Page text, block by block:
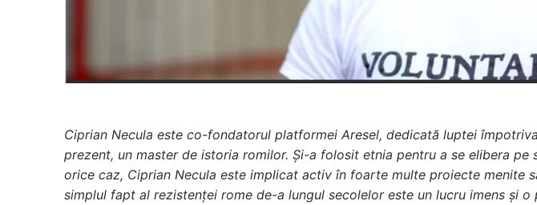
Ciprian Necula este co-fondatorul platformei Aresel, dedicată luptei
prezent, un master de istoria romilor. Și-a folosit etnia pentru a se elibera
orice caz, Ciprian Necula este implicat activ în foarte multe proiecte menite
simplul fapt al rezistenței rome de-a lungul secolelor este un lucru imens și